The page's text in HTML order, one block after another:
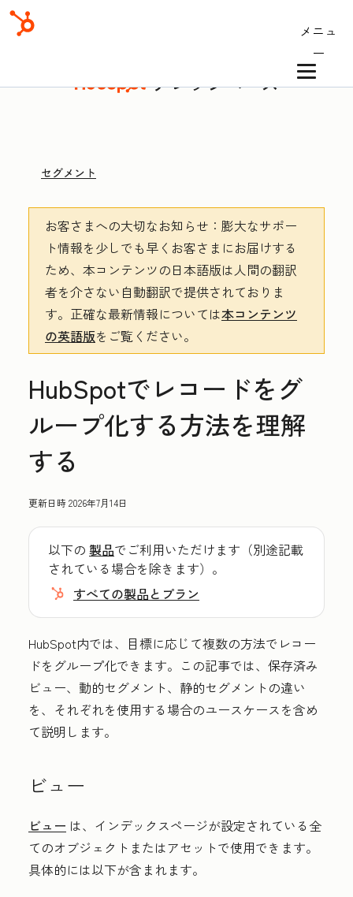
メニュ
ー
ナレッジベース
セグメント
お客さまへの大切なお知らせ ：膨大なサポー
ト情報を少しでも早くお客さまにお届けする
ため、本コンテンツの日本語版は人間の翻訳
者を介さない自動翻訳で提供されておりま
す。 正確な最新情報については本コンテンツ
の英語版をご覧ください。
HubSpotでレコードをグ
ループ化する方法を理解
する
更新日時2026年7月14日
以下の 製品でご利用いただけます（別途記載
されている場合を除きます）。
すべての製品とプラン
HubSpot内では、目標に応じて複数の方法でレコー
ドをグループ化できます。この記事では、保存済み
ビュー、動的セグメント、静的セグメントの違い
を、それぞれを使用する場合のユースケースを含め
て説明します。
ビュー
ビュー は、インデックスページが設定されている全
てのオブジェクトまたはアセットで使用できます。
具体的には以下が含まれます。